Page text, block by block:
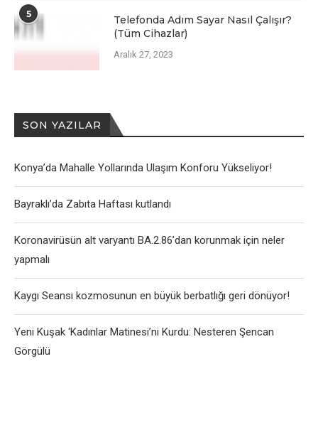
5
Telefonda Adım Sayar Nasıl Çalışır?
(Tüm Cihazlar)
Aralık 27, 2023
SON YAZILAR
Konya’da Mahalle Yollarında Ulaşım Konforu Yükseliyor!
Bayraklı’da Zabıta Haftası kutlandı
Koronavirüsün alt varyantı BA.2.86’dan korunmak için neler
yapmalı
Kaygı Seansı kozmosunun en büyük berbatlığı geri dönüyor!
Yeni Kuşak ‘Kadınlar Matinesi’ni Kurdu: Nesteren Şencan
Görgülü